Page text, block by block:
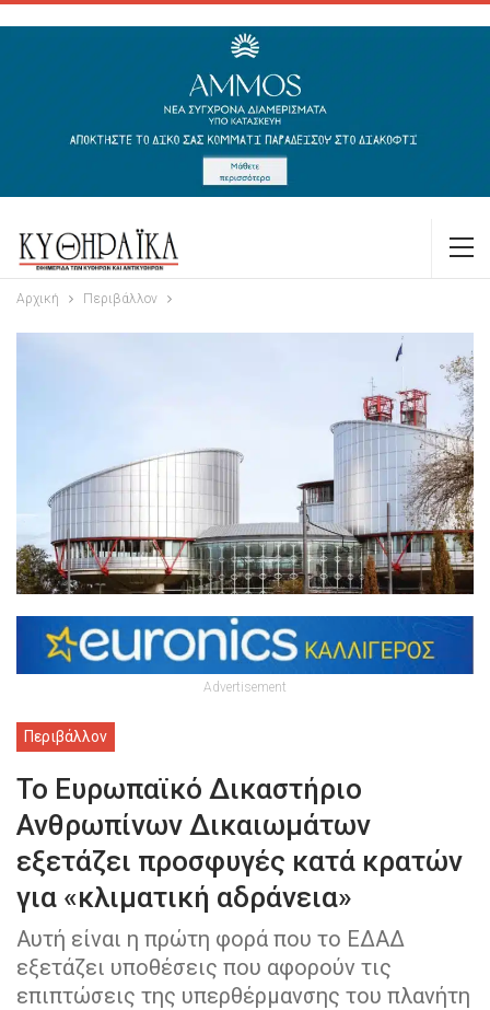
Αρχική Περιβάλλον
Advertisement
Περιβάλλον
Το Ευρωπαϊκό Δικαστήριο
Ανθρωπίνων Δικαιωμάτων
εξετάζει προσφυγές κατά κρατών
για «κλιματική αδράνεια»
Αυτή είναι η πρώτη φορά που το ΕΔΑΔ
εξετάζει υποθέσεις που αφορούν τις
επιπτώσεις της υπερθέρμανσης του πλανήτη